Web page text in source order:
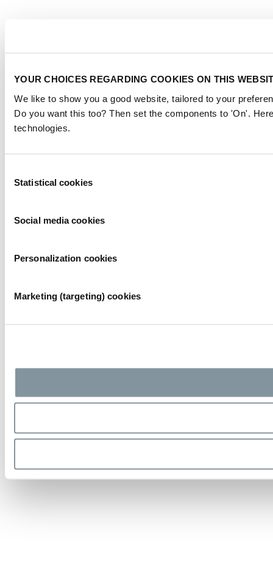
YOUR CHOICES REGARDING COOKIES ON THIS
We like to show you a good website, tailored to your
Do you want this too? Then set the components to 'On'.
technologies.
Selection
Statistical cookies
Social media cookies
Personalization cookies
Marketing (targeting) cookies